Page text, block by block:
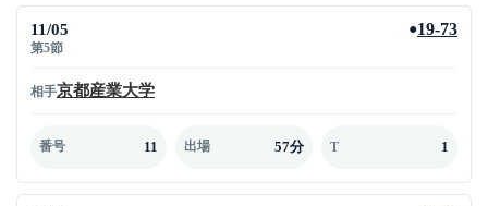
11/05
第5節
●19-73
相手京都産業大学
番号 11 出場 57分 T 1